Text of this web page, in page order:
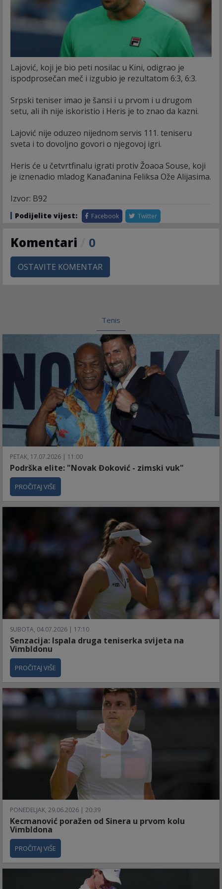
Lajović, koji je bio peti nosilac u Kini, odigrao je
ispodprosečan meč i izgubio je rezultatom 6:3, 6:3.
Srpski teniser imao je šansi i u prvom i u drugom
setu, ali ih nije iskoristio i Heris je to znao da kazni.
Lajović nije oduzeo nijednom servis 111. teniseru
sveta i to dovoljno govori o njegovoj igri.
Heris će u četvrtfinalu igrati protiv Žoaoa Souse, koji
je iznenadio mladog Kanađanina Feliksa Ože Alijasima.
Izvor: B92
Podijelite vijest: Facebook Twitter
Komentari 0
OSTAVITE KOMENTAR
Tenis
PETAK, 17.07.2026 | 11:00
Podrška elite: "Novak Đoković - zimski vuk"
PROČITAJ VIŠE
SUBOTA, 04.07.2026 | 17:10
Senzacija: Ispala druga teniserka svijeta na
Vimbldonu
PROČITAJ VIŠE
PONEDELJAK, 29.06.2026 | 20:39
Kecmanović poražen od Sinera u prvom kolu
Vimbldona
PROČITAJ VIŠE